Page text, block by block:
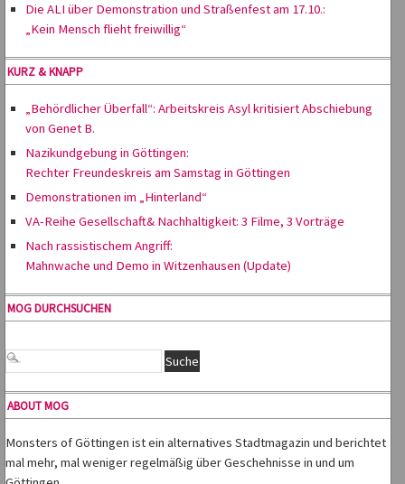
Die ALI über Demonstration und Straßenfest am 17.10.:
„Kein Mensch flieht freiwillig“
KURZ & KNAPP
„Behördlicher Überfall“: Arbeitskreis Asyl kritisiert Abschiebung
von Genet B.
Nazikundgebung in Göttingen:
Rechter Freundeskreis am Samstag in Göttingen
Demonstrationen im „Hinterland“
VA-Reihe Gesellschaft& Nachhaltigkeit: 3 Filme, 3 Vorträge
Nach rassistischem Angriff:
Mahnwache und Demo in Witzenhausen (Update)
MOG DURCHSUCHEN
ABOUT MOG
Monsters of Göttingen ist ein alternatives Stadtmagazin und berichtet
mal mehr, mal weniger regelmäßig über Geschehnisse in und um